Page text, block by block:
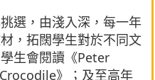
選，由淺入深，每一年
，拓闊學生對於不同文
生會閱讀《Peter
》；及至高年